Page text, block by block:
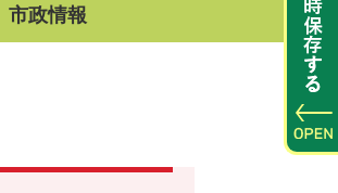
市政情報